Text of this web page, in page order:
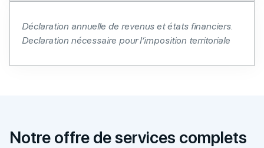
Déclaration annuelle de revenus et états financiers.
Declaration nécessaire pourl‘imposition territoriale
Notre offre de services complets